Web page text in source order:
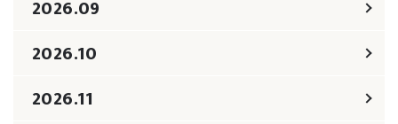
2026.09
2026.10
2026.11